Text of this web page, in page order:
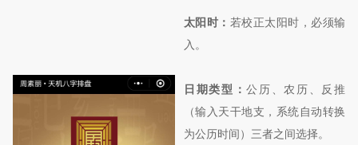
太阳时： 若校正太阳时，必须输
入。
日期类型：公历、农历、反推
（输入天干地支，系统自动转换
为公历时间）三者之间选择。